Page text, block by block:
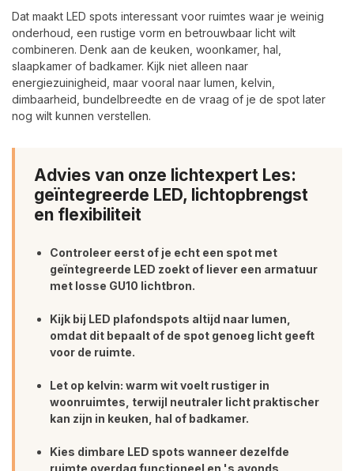
Dat maakt LED spots interessant voor ruimtes waar je weinig
onderhoud, een rustige vorm en betrouwbaar licht wilt
combineren. Denk aan de keuken, woonkamer, hal,
slaapkamer of badkamer. Kijk niet alleen naar
energiezuinigheid, maar vooral naar lumen, kelvin,
dimbaarheid, bundelbreedte en de vraag of je de spot later
nog wilt kunnen verstellen.
Advies van onze lichtexpert Les:
geïntegreerde LED, lichtopbrengst
en flexibiliteit
Controleer eerst of je echt een spot met
geïntegreerde LED zoekt of liever een armatuur
met losse GU10 lichtbron.
Kijk bij LED plafondspots altijd naar lumen,
omdat dit bepaalt of de spot genoeg licht geeft
voor de ruimte.
Let op kelvin: warm wit voelt rustiger in
woonruimtes, terwijl neutraler licht praktischer
kan zijn in keuken, hal of badkamer.
Kies dimbare LED spots wanneer dezelfde